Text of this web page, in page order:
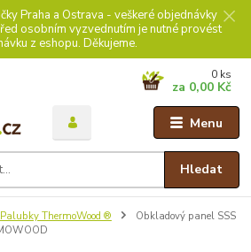
Praha a Ostrava - veškeré objednávky
osobním vyzvednutím je nutné provést
z eshopu. Děkujeme.
Menu
Hledat
0 ks
za 0,00 Kč
Palubky ThermoWood ®
Obkladový panel SSS